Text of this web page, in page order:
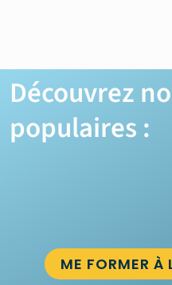
Découvrez
populaires :
ME FORMER À